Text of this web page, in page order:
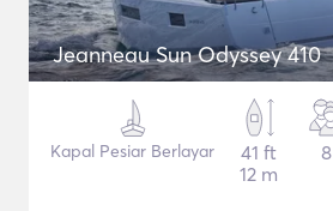
Jeanneau Sun Odyssey 410
Kapal Pesiar Berlayar
41 ft
12 m
8